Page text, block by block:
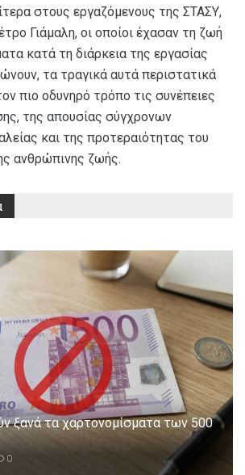
στους εργαζόμενους της ΣΤΑΣΥ,
Γιάμαλη, οι οποίοι έχασαν τη ζωή
κατά τη διάρκεια της εργασίας
τα τραγικά αυτά περιστατικά
πιο οδυνηρό τρόπο τις συνέπειες
της απουσίας σύγχρονων
και της προτεραιότητας του
ανθρώπινης ζωής.
ξανά τα χαρτονομίσματα των 500
0